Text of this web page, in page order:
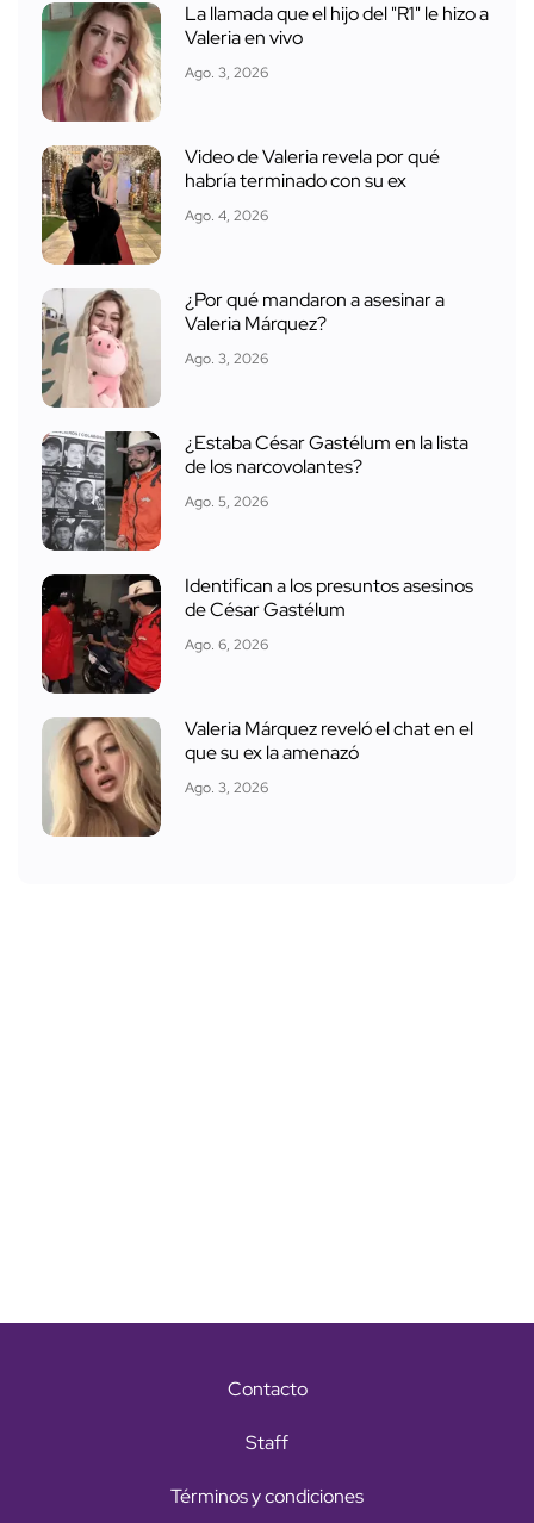
La llamada que el hijo del "R1" le hizo a
Valeria en vivo
Ago. 3, 2026
Video de Valeria revela por qué
habría terminado con su ex
Ago. 4, 2026
¿Por qué mandaron a asesinar a
Valeria Márquez?
Ago. 3, 2026
¿Estaba César Gastélum en la lista
de los narcovolantes?
Ago. 5, 2026
Identifican a los presuntos asesinos
de César Gastélum
Ago. 6, 2026
Valeria Márquez reveló el chat en el
que su ex la amenazó
Ago. 3, 2026
Contacto
Staff
Términos y condiciones